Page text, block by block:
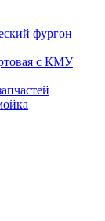
фургон
с КМУ